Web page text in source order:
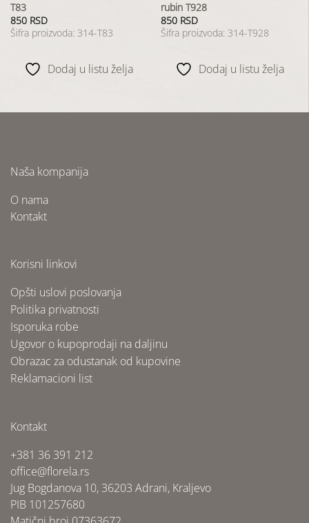
T83
850 RSD
Šifra proizvoda: 314-T83
Dodaj u listu želja
rubin T928
850 RSD
Šifra proizvoda: 314-T928
Dodaj u listu želja
Naša kompanija
O nama
Kontakt
Korisni linkovi
Opšti uslovi poslovanja
Politika privatnosti
Isporuka robe
Ugovor o kupoprodaji na daljinu
Obrazac za odustanak od kupovine
Reklamacioni list
Kontakt
+381 36 391 212
office@florela.rs
Jug Bogdanova 10, 36203 Adrani, Kraljevo
PIB 101257680